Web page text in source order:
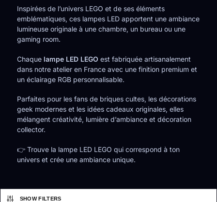
Inspirées de l’univers LEGO et de ses éléments
emblématiques, ces lampes LED apportent une ambiance
lumineuse originale à une chambre, un bureau ou une
gaming room.
Chaque lampe LED LEGO est fabriquée artisanalement
dans notre atelier en France avec une finition premium et
un éclairage RGB personnalisable.
Parfaites pour les fans de briques cultes, les décorations
geek modernes et les idées cadeaux originales, elles
mélangent créativité, lumière d’ambiance et décoration
collector.
👉 Trouve la lampe LED LEGO qui correspond à ton
univers et crée une ambiance unique.
SHOW FILTERS